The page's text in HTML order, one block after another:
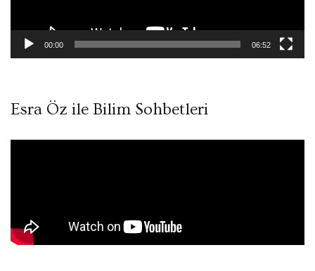
00:00 06:52
Esra Öz ile Bilim Sohbetleri